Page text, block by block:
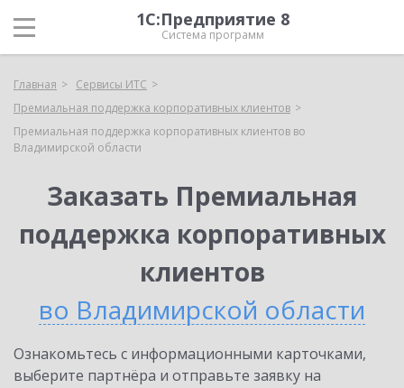
1С:Предприятие 8
Система программ
Главная
Сервисы ИТС
Премиальная поддержка корпоративных клиентов
Премиальная поддержка корпоративных клиентов во
Владимирской области
Заказать Премиальная
поддержка корпоративных
клиентов
во Владимирской области
Ознакомьтесь с информационными карточками,
выберите партнёра и отправьте заявку на